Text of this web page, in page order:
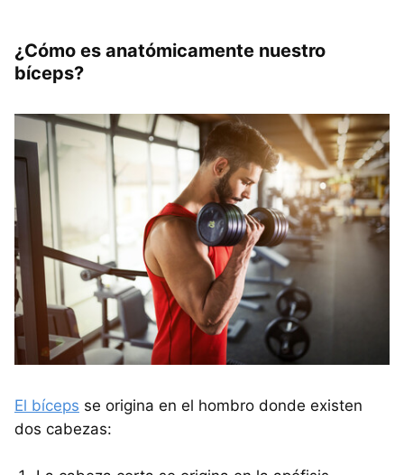
¿Cómo es anatómicamente nuestro
bíceps?
El bíceps se origina en el hombro donde existen
dos cabezas: